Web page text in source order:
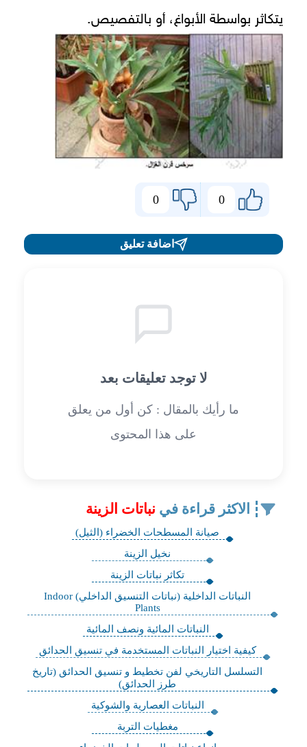
يتكاثر بواسطة الأبواغ، أو بالتفصيص.
0
0
اضافة تعليق
لا توجد تعليقات بعد
ما رأيك بالمقال : كن أول من يعلق
على هذا المحتوى
الاكثر قراءة في نباتات الزينة
صيانة المسطحات الخضراء (الثيل)
نخيل الزينة
تكاثر نباتات الزينة
النباتات الداخلية (نباتات التنسيق الداخلي) Indoor
Plants
النباتات المائية ونصف المائية
كيفية اختيار النباتات المستخدمة في تنسيق الحدائق
التسلسل التاريخي لفن تخطيط و تنسيق الحدائق (تاريخ
طرز الحدائق)
النباتات العصارية والشوكية
مغطيات التربة